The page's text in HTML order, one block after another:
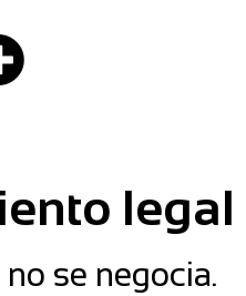
legal
se negocia.